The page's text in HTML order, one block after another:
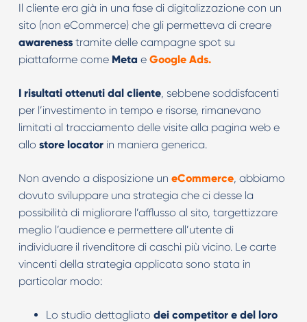
Il cliente era già in una fase di digitalizzazione con un
sito (non eCommerce) che gli permetteva di creare
awarenesstramite delle campagne spot su
piattaforme come Meta e Google Ads.
I risultati ottenuti dal cliente, sebbene soddisfacenti
per l’investimento in tempo e risorse, rimanevano
limitati al tracciamento delle visite alla pagina web e
allo store locator in maniera generica.
Non avendo a disposizione un eCommerce, abbiamo
dovuto sviluppare una strategia che ci desse la
possibilità di migliorare l’afflusso al sito, targettizzare
meglio l’audience e permettere all’utente di
individuare il rivenditore di caschi più vicino. Le carte
vincenti della strategia applicata sono stata in
particolar modo:
Lo studio dettagliato dei competitor e del loro